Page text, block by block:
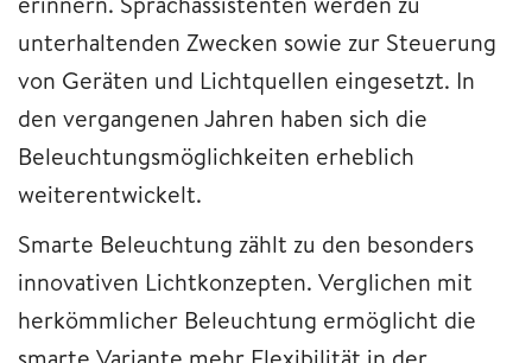
unterhaltenden Zwecken sowie zur Steuerung
von Geräten und Lichtquellen eingesetzt. In
den vergangenen Jahren haben sich die
Beleuchtungsmöglichkeiten erheblich
weiterentwickelt.
Smarte Beleuchtung zählt zu den besonders
innovativen Lichtkonzepten. Verglichen mit
herkömmlicher Beleuchtung ermöglicht die